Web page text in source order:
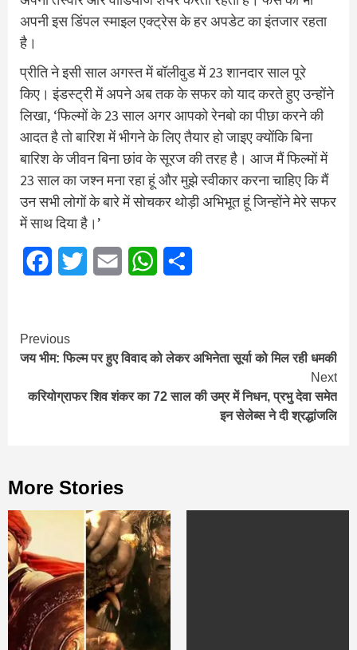
अपनी इस डिंपल स्माइल एक्ट्रेस के हर अपडेट का इंतजार रहता
है।
प्रीति ने इसी साल अगस्त में बॉलीवुड में 23 शानदार साल पूरे
किए। इंडस्ट्री में अपने अब तक के सफर को याद करते हुए उन्होंने
लिखा, ‘फिल्मों के 23 साल अगर आपको रेनबो का पीछा करने की
आदत है तो बारिश में भीगने के लिए तैयार हो जाइए क्योंकि बिना
बारिश के जीवन बिना छांव के सूरज की तरह है। आज मैं फिल्मों में
23 साल का जश्न मना रहा हूं और मुझे स्वीकार करना चाहिए कि मैं
उन सभी लोगों के बारे में सोचकर थोड़ी अभिभूत हूं जिन्होंने मेरे सफर
में साथ दिया है।’
FacebookTwitter Email WhatsApp
Continue
Reading
Previous
जय भीम: फिल्म पर हुए विवाद को लेकर अभिनेता सूर्या को मिल रही धमकी
Next
करियोग्राफर शिव शंकर का 72 साल की उम्र में निधन, प्रभु देवा समेत
इन सेलेब्स ने दी श्रद्धांजलि
More Stories